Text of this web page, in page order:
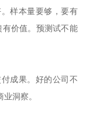
样本量要够，要有
有价值。预测试不能
成果。好的公司不
洞察。